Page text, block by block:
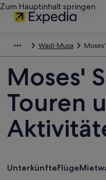
Zum Hauptinhalt springen
Wadi Musa
Moses'
Touren
UnterkünfteFlüge